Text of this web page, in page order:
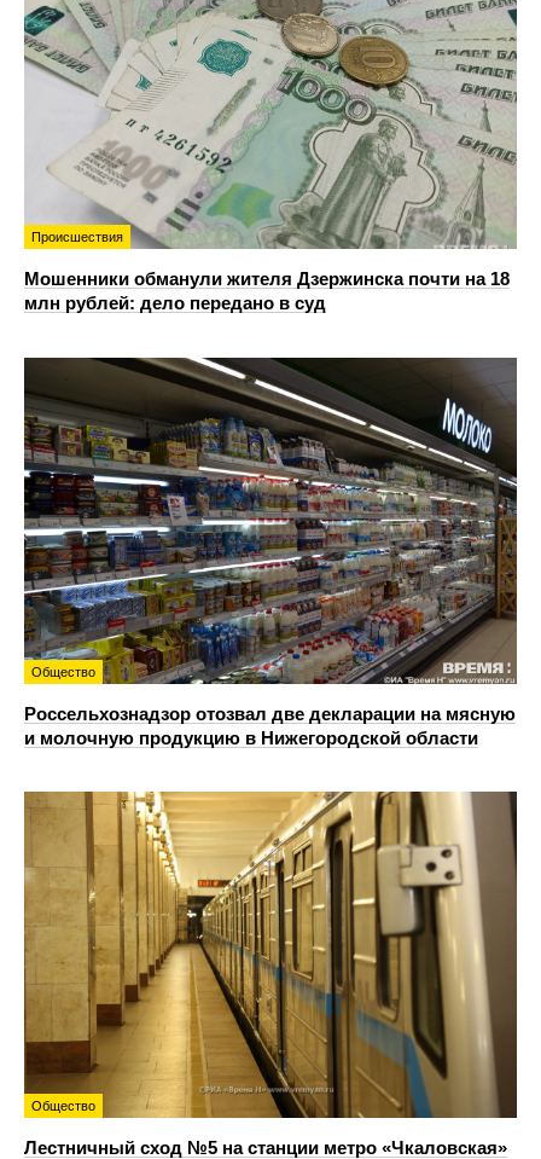
Происшествия
Мошенники обманули жителя Дзержинска почти на 18
млн рублей: дело передано в суд
Общество
Россельхознадзор отозвал две декларации на мясную
и молочную продукцию в Нижегородской области
Общество
Лестничный сход №5 на станции метро «Чкаловская»